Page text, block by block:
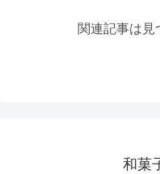
関連記事は見
和菓